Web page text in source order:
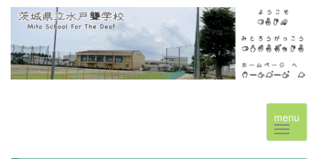
menu